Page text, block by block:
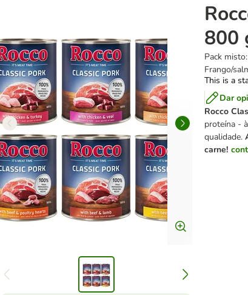
800
Pack
Frango/
This is a
Dar
Rocco
proteína -
qualidade.
carne!